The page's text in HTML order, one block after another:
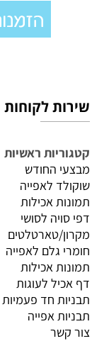
שירות לקוחות
קטגוריות ראשיות
מבצעי החודש
שוקולד לאפייה
תמונות אכילות
דפי סויה לסושי
מקרון/טארטלטים
חומרי גלם לאפייה
תמונות אכילות
דף אכיל לעוגות
תבניות חד פעמיות
תבניות אפייה
צור קשר